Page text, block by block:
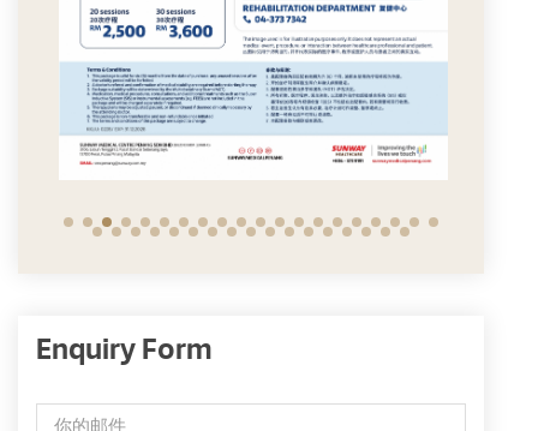
Enquiry Form